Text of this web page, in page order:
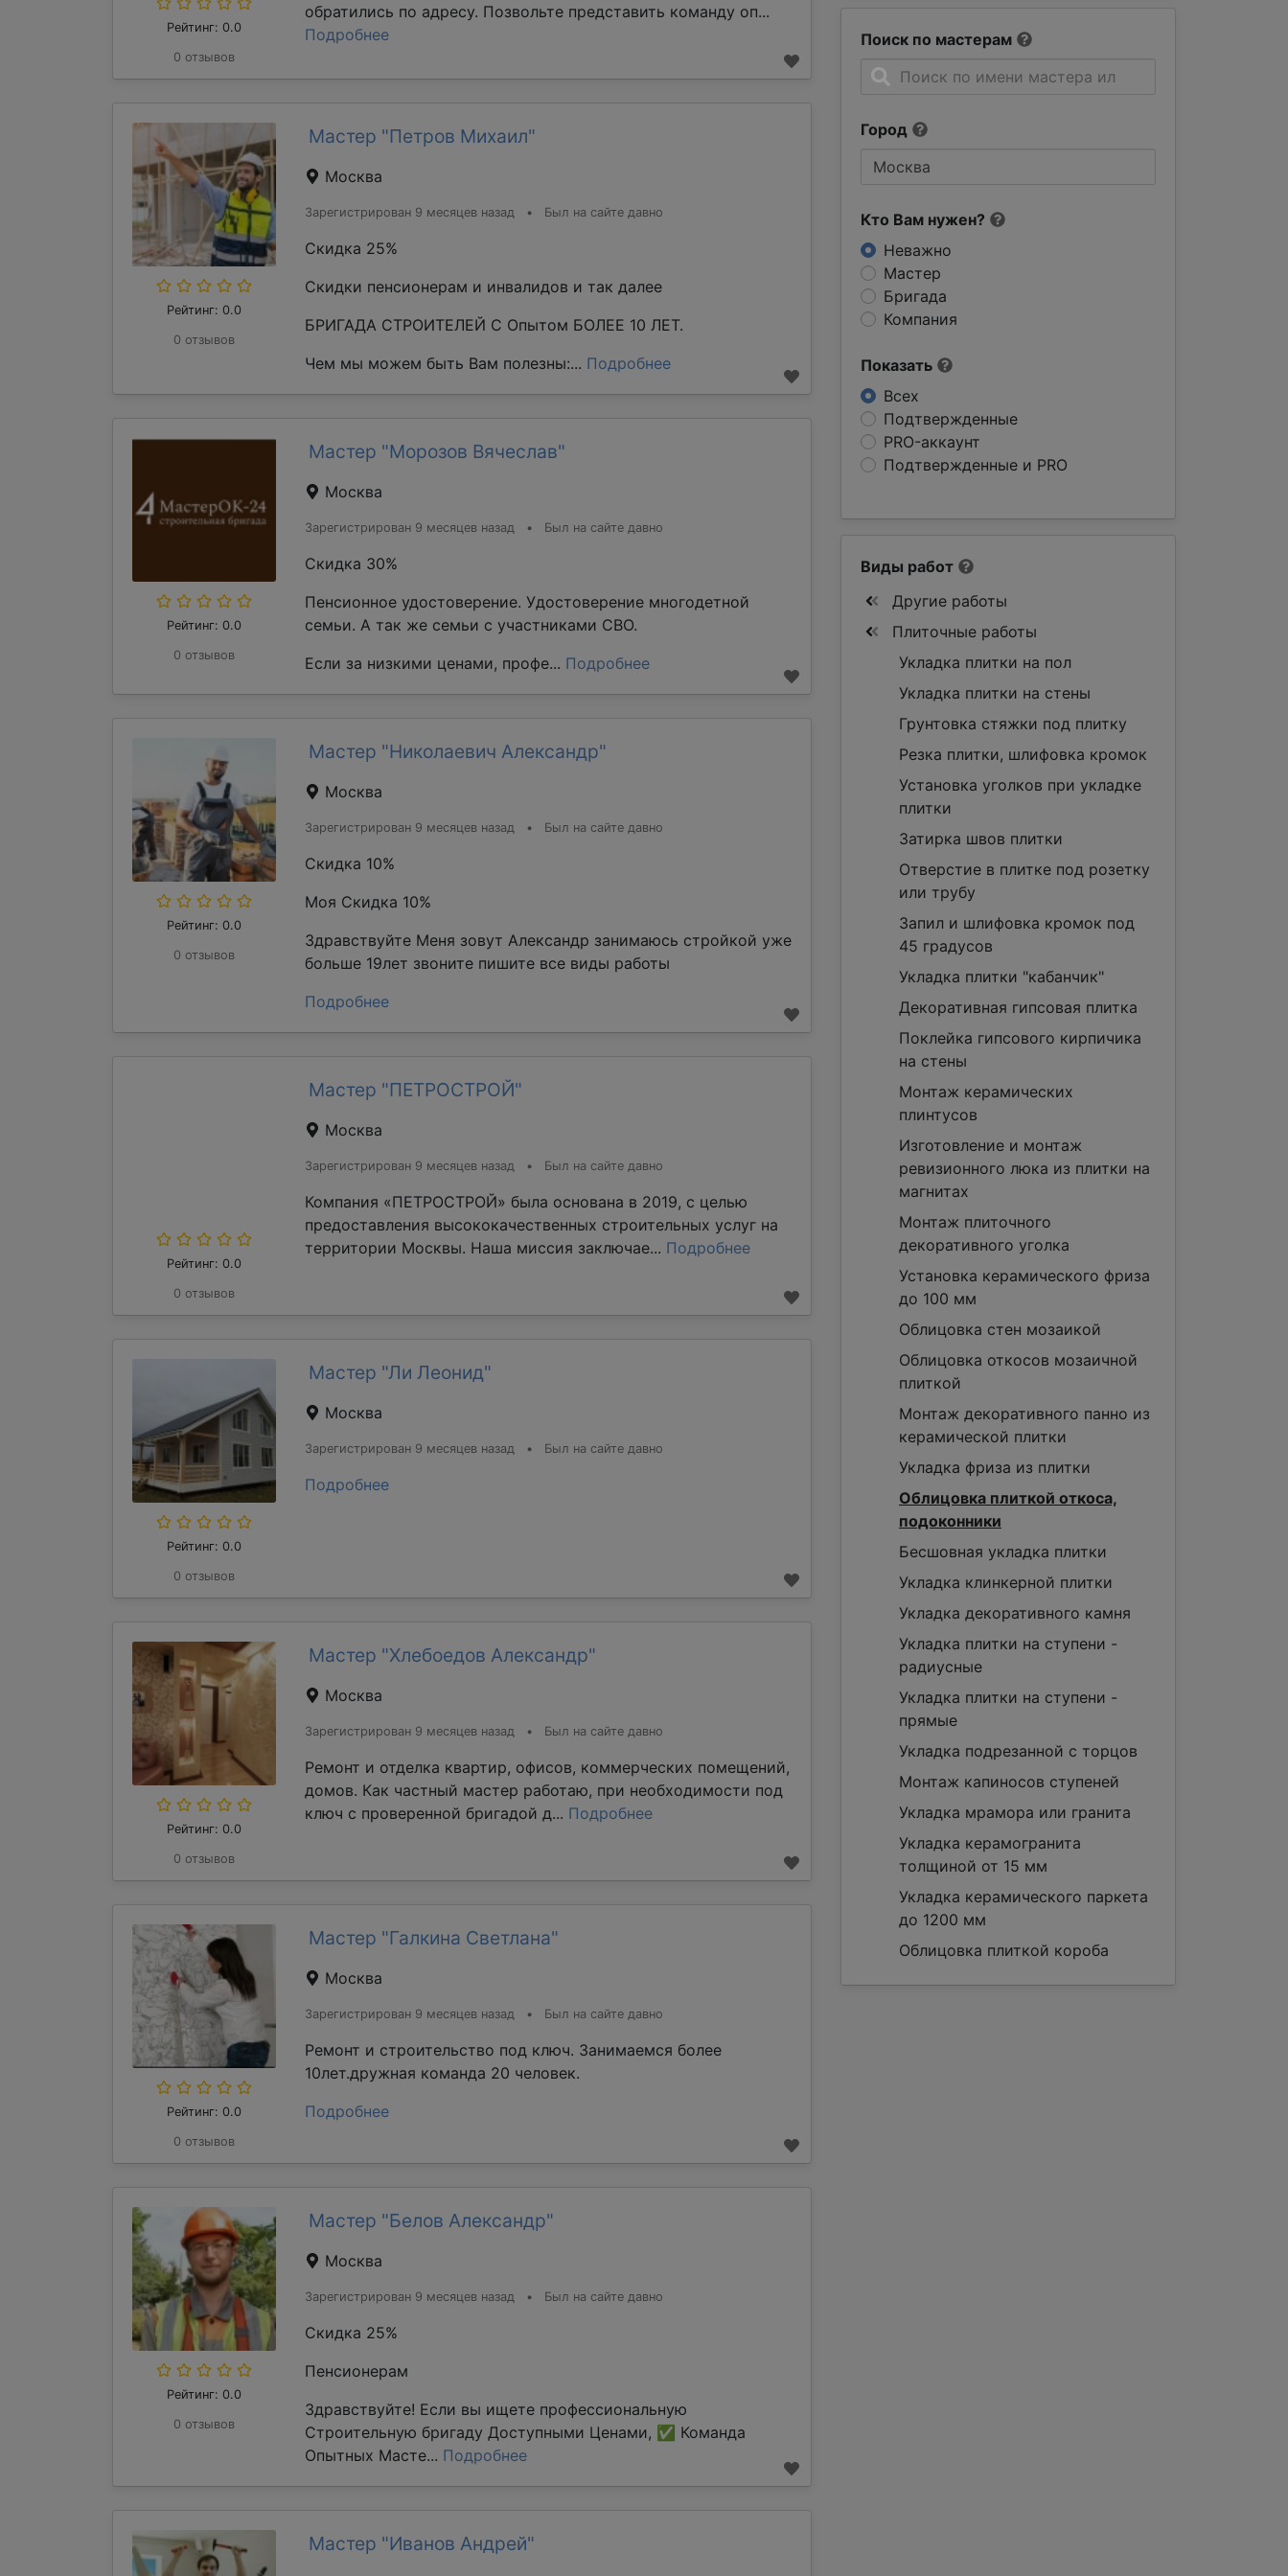
Поиск по мастерам
Город
Кто Вам нужен?
Неважно
Мастер
Бригада
Компания
Показать
Всех
Подтвержденные
PRO-аккаунт
Подтвержденные и PRO
Рейтинг: 0.0
0 отзывов
обратились по адресу. Позвольте представить команду оп...
Подробнее
Рейтинг: 0.0
0 отзывов
Мастер "Петров Михаил"
Москва
Зарегистрирован 9 месяцев назад • Был на сайте давно
Скидка 25%
Скидки пенсионерам и инвалидов и так далее
БРИГАДА СТРОИТЕЛЕЙ С Опытом БОЛЕЕ 10 ЛЕТ.
Чем мы можем быть Вам полезны:... Подробнее
Рейтинг: 0.0
0 отзывов
Мастер "Морозов Вячеслав"
Москва
Зарегистрирован 9 месяцев назад • Был на сайте давно
Скидка 30%
Пенсионное удостоверение. Удостоверение многодетной
семьи. А так же семьи с участниками СВО.
Если за низкими ценами, профе... Подробнее
Рейтинг: 0.0
0 отзывов
Мастер "Николаевич Александр"
Москва
Зарегистрирован 9 месяцев назад • Был на сайте давно
Скидка 10%
Моя Скидка 10%
Здравствуйте Меня зовут Александр занимаюсь стройкой уже
больше 19лет звоните пишите все виды работы
Подробнее
Рейтинг: 0.0
0 отзывов
Мастер "ПЕТРОСТРОЙ"
Москва
Зарегистрирован 9 месяцев назад • Был на сайте давно
Компания «ПЕТРОСТРОЙ» была основана в 2019, с целью
предоставления высококачественных строительных услуг на
территории Москвы. Наша миссия заключае... Подробнее
Рейтинг: 0.0
0 отзывов
Мастер "Ли Леонид"
Москва
Зарегистрирован 9 месяцев назад • Был на сайте давно
Подробнее
Рейтинг: 0.0
0 отзывов
Мастер "Хлебоедов Александр"
Москва
Зарегистрирован 9 месяцев назад • Был на сайте давно
Ремонт и отделка квартир, офисов, коммерческих помещений,
домов. Как частный мастер работаю, при необходимости под
ключ с проверенной бригадой д... Подробнее
Рейтинг: 0.0
0 отзывов
Мастер "Галкина Светлана"
Москва
Зарегистрирован 9 месяцев назад • Был на сайте давно
Ремонт и строительство под ключ. Занимаемся более
10лет.дружная команда 20 человек.
Подробнее
Рейтинг: 0.0
0 отзывов
Мастер "Белов Александр"
Москва
Зарегистрирован 9 месяцев назад • Был на сайте давно
Скидка 25%
Пенсионерам
Здравствуйте! Если вы ищете профессиональную
Строительную бригаду Доступными Ценами, ✅ Команда
Опытных Масте... Подробнее
Мастер "Иванов Андрей"
Виды работ
Другие работы
Плиточные работы
Укладка плитки на пол
Укладка плитки на стены
Грунтовка стяжки под плитку
Резка плитки, шлифовка кромок
Установка уголков при укладке
плитки
Затирка швов плитки
Отверстие в плитке под розетку
или трубу
Запил и шлифовка кромок под
45 градусов
Укладка плитки "кабанчик"
Декоративная гипсовая плитка
Поклейка гипсового кирпичика
на стены
Монтаж керамических
плинтусов
Изготовление и монтаж
ревизионного люка из плитки на
магнитах
Монтаж плиточного
декоративного уголка
Установка керамического фриза
до 100 мм
Облицовка стен мозаикой
Облицовка откосов мозаичной
плиткой
Монтаж декоративного панно из
керамической плитки
Укладка фриза из плитки
Облицовка плиткой откоса,
подоконники
Бесшовная укладка плитки
Укладка клинкерной плитки
Укладка декоративного камня
Укладка плитки на ступени -
радиусные
Укладка плитки на ступени -
прямые
Укладка подрезанной с торцов
Монтаж капиносов ступеней
Укладка мрамора или гранита
Укладка керамогранита
толщиной от 15 мм
Укладка керамического паркета
до 1200 мм
Облицовка плиткой короба